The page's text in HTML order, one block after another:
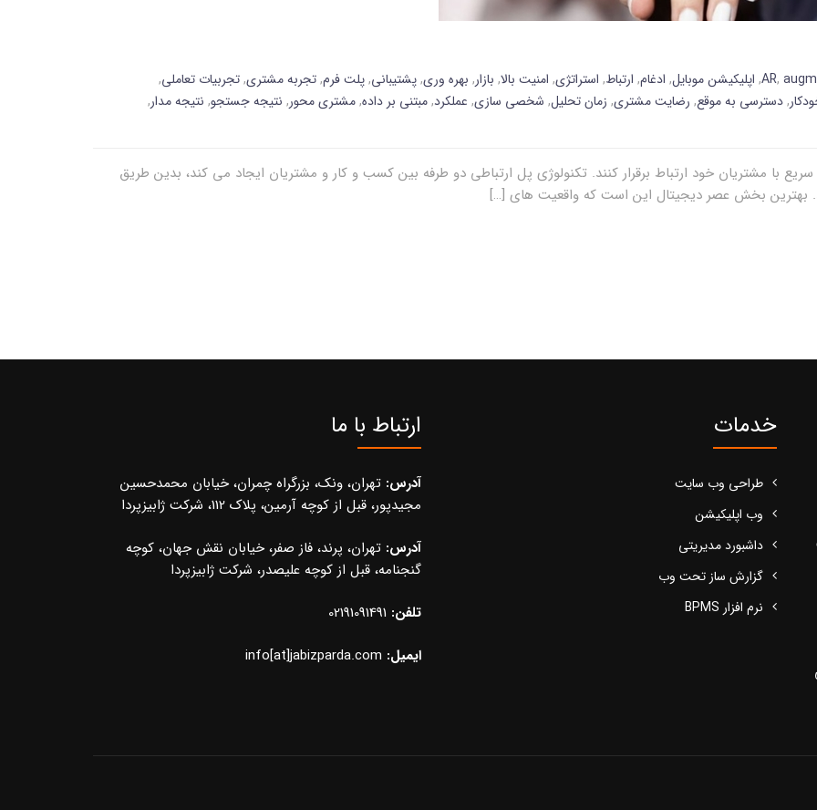
AR,
, اپلیکیشن موبایل, ادغام, ارتباط, استراتژی, امنیت بالا, بازار, بهره وری,پشتیبانی,پلت فرم,تجربه مشتری,تجربیات تعاملی,
,دسترسی به موقع, رضایت مشتری, زمان تحلیل, شخصی سازی, عملکرد,مبتنی بر داده,مشتری محور, نتیجه جستجو, نتیجه مدار,
با مشتریان خود ارتباط برقرار کنند. تکنولوژی پل ارتباطی دو طرفه بین کسب و کار و مشتریان ایجاد می کند، بدین طریق
بهترین بخش عصر دیجیتال این است که واقعیت های […]
خدمات
طراحی وب سایت
وب اپلیکیشن
داشبورد مدیریتی
گزارش ساز تحت وب
نرم افزار BPMS
ارتباط با ما
آدرس: تهران، ونک، بزرگراه چمران، خیابان محمدحسین
مجیدپور، قبل از کوچه آرمین، پلاک 112، شرکت ژابیزپردا
آدرس: تهران، پرند، فاز صفر، خیابان نقش جهان، کوچه
گنجنامه، قبل از کوچه علیصدر، شرکت ژابیزپردا
تلفن: 02191091491
ایمیل: info[at]jabizparda.com